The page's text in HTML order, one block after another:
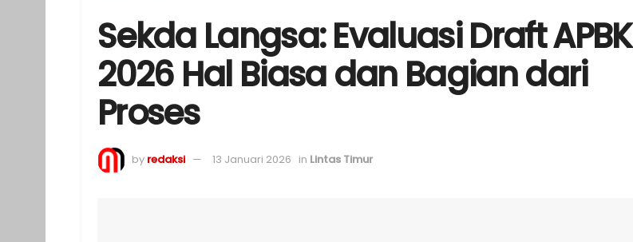
Sekda Langsa: Evaluasi Draft APBK
2026 Hal Biasa dan Bagian dari
Proses
by redaksi 13 Januari 2026 in Lintas Timur